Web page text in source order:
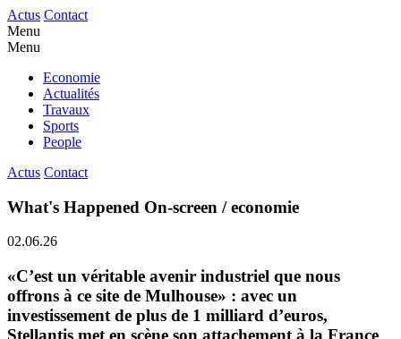
Actus Contact
Menu
Menu
Economie
Actualités
Travaux
Sports
People
Actus Contact
What's Happened On-screen / economie
02.06.26
«C’est un véritable avenir industriel que nous
offrons à ce site de Mulhouse» : avec un
investissement de plus de 1 milliard d’euros,
Stellantis met en scène son attachement à la France